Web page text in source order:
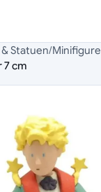
Statuen/
7 cm